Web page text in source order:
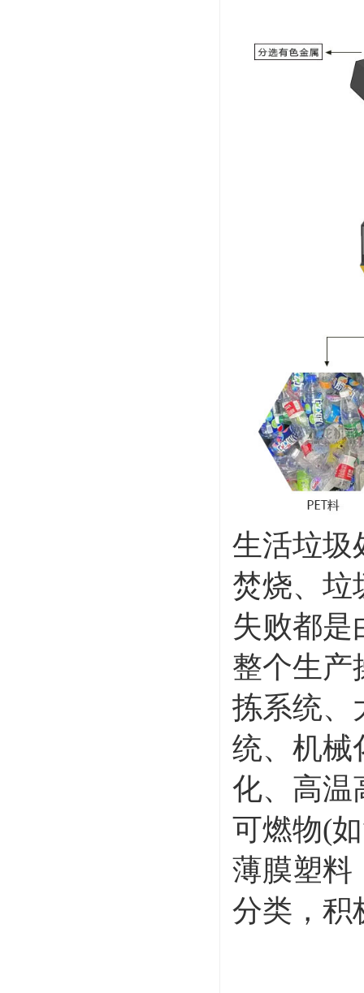
生活垃圾
焚烧、垃
失败都是
整个生产
拣系统、
统、机械
化、高温
可燃物(
薄膜塑料
分类，积